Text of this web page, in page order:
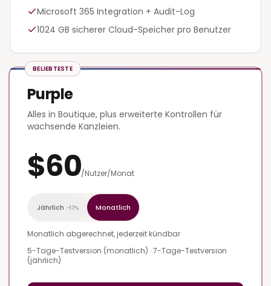
Microsoft 365 Integration + Audit-Log
1024 GB sicherer Cloud-Speicher pro Benutzer
BELIEBTESTE
Purple
Alles in Boutique, plus erweiterte Kontrollen für
wachsende Kanzleien.
$60/Nutzer/Monat
Jährlich −17% Monatlich
Monatlich abgerechnet, jederzeit kündbar
5-Tage-Testversion (monatlich) ·7-Tage-Testversion
(jährlich)